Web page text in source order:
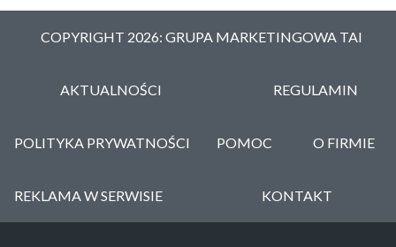
COPYRIGHT 2026: GRUPA MARKETINGOWA TAI
AKTUALNOŚCI REGULAMIN
POLITYKA PRYWATNOŚCI POMOC O FIRMIE
REKLAMA W SERWISIE KONTAKT